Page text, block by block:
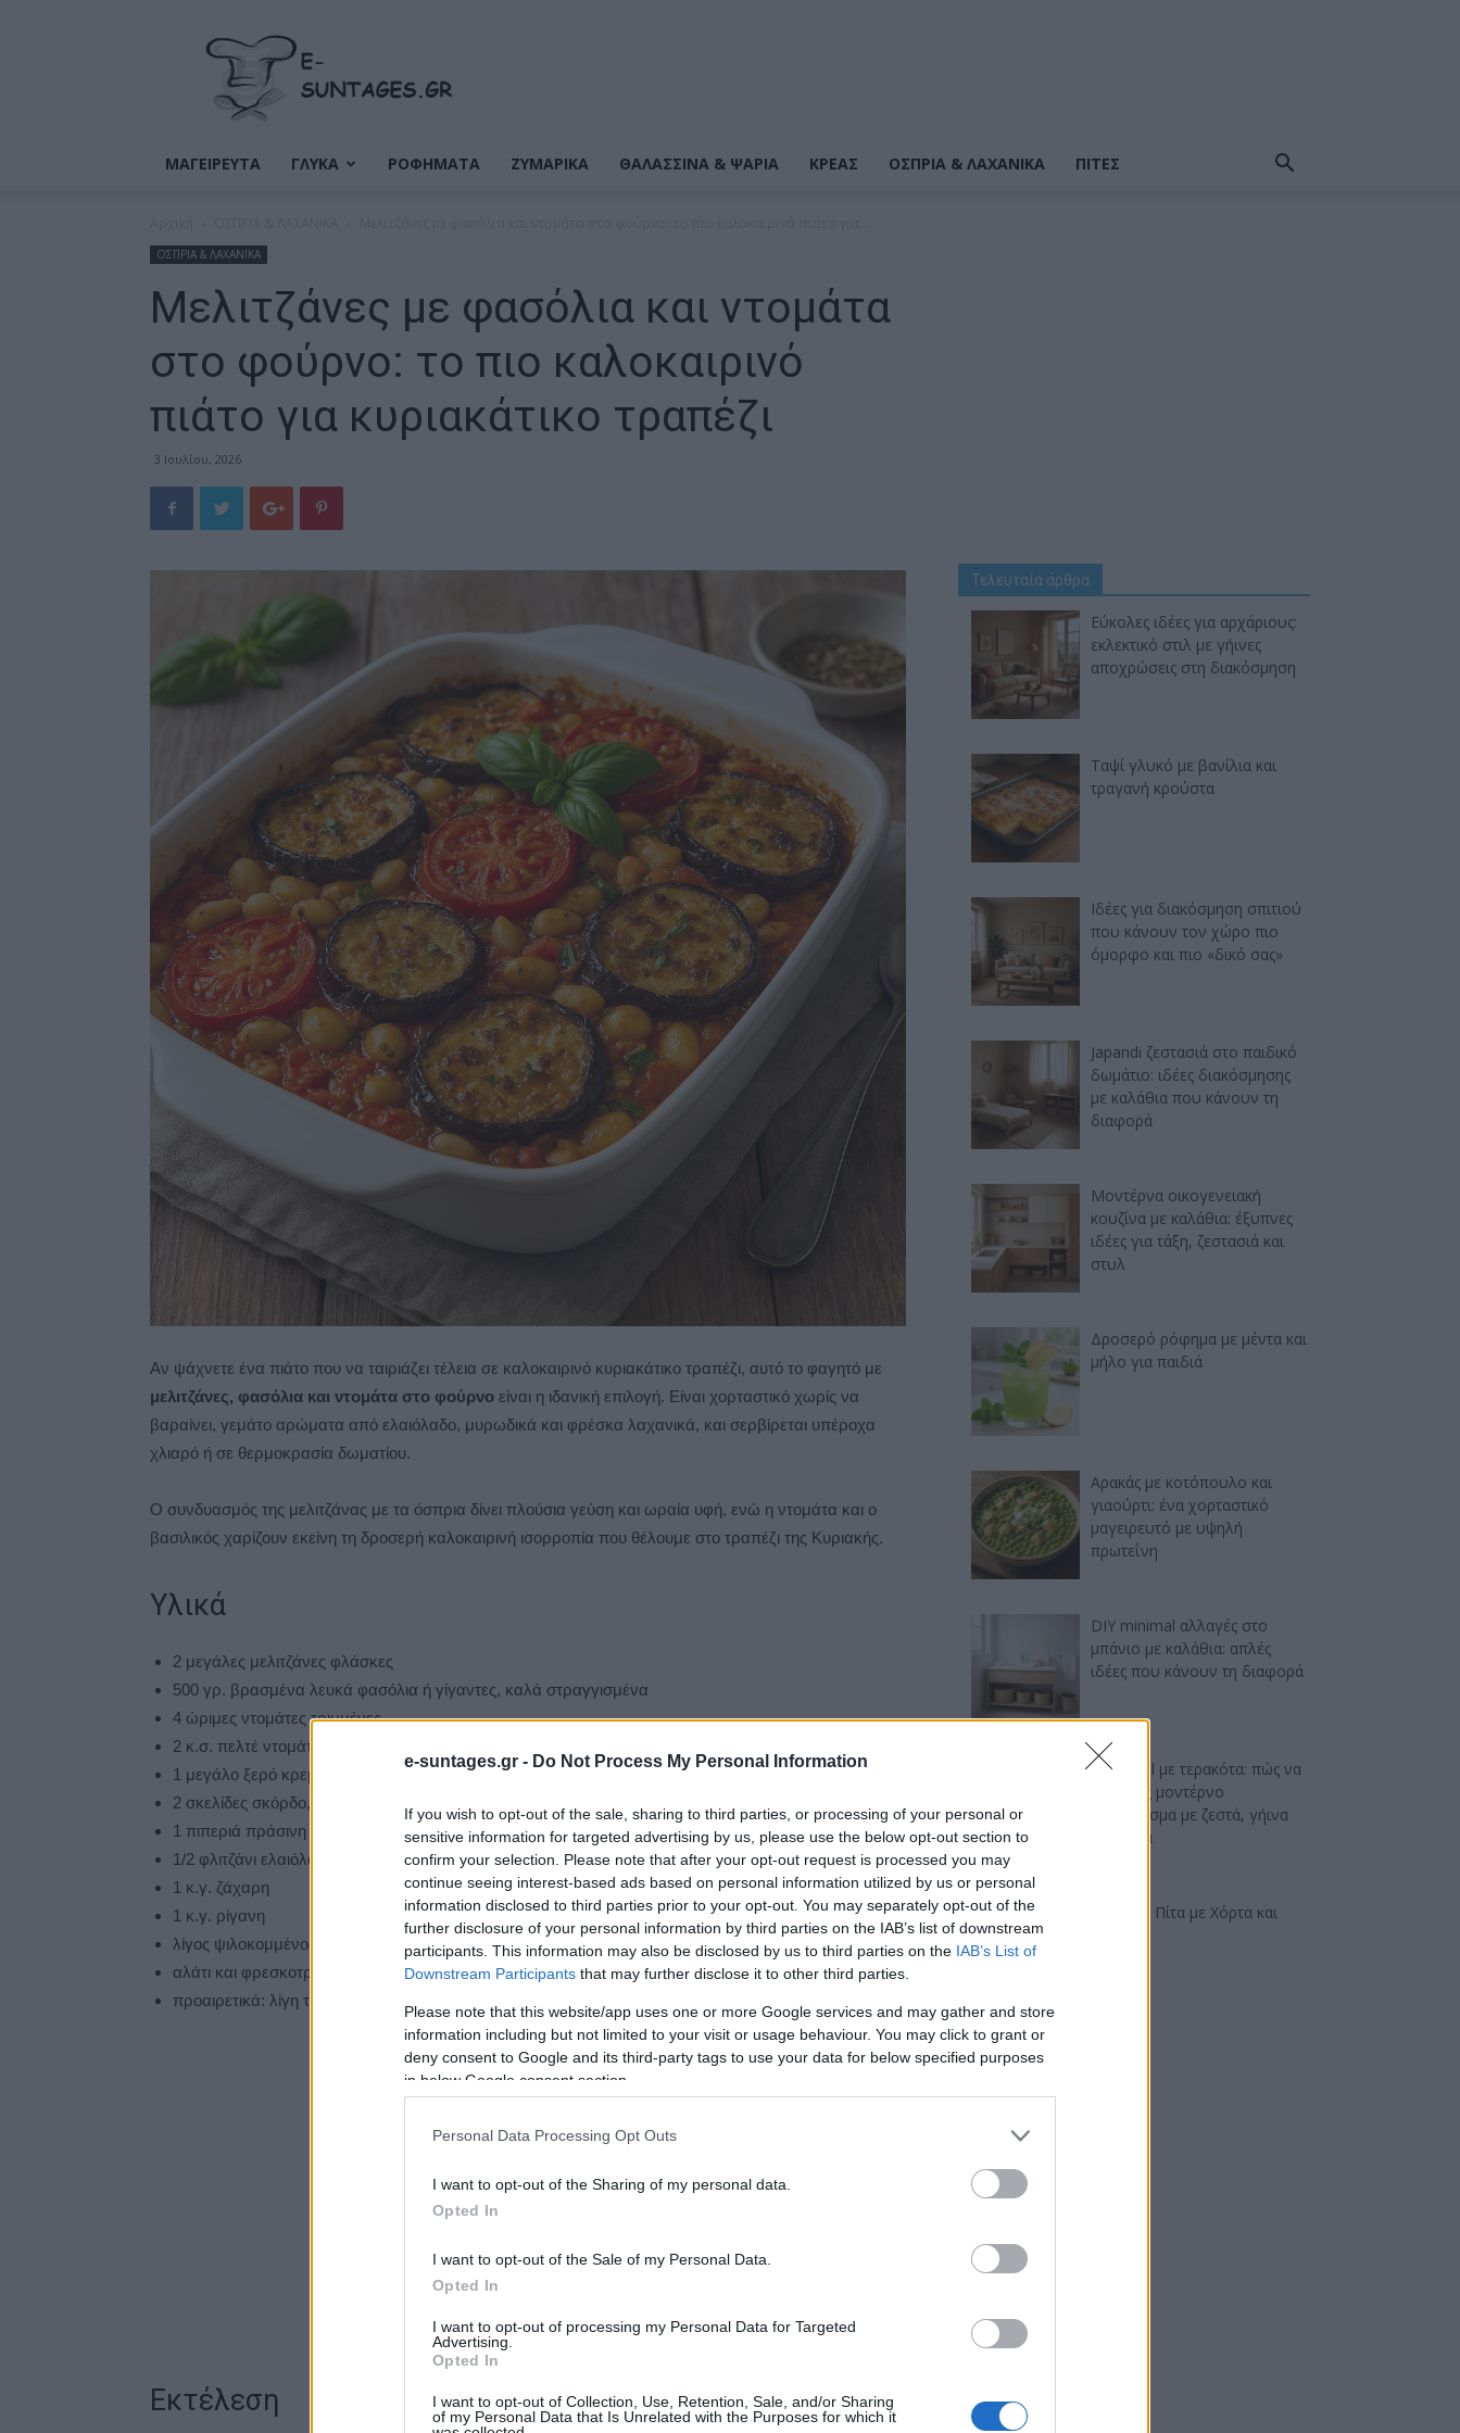
e-suntages.gr - Do Not Process My Personal Information
If you wish to opt-out of the sale, sharing to third parties, or processing of your personal or
sensitive information for targeted advertising by us, please use the below opt-out section to
confirm your selection. Please note that after your opt-out request is processed you may
continue seeing interest-based ads based on personal information utilized by us or personal
information disclosed to third parties prior to your opt-out. You may separately opt-out of the
further disclosure of your personal information by third parties on the IAB’s list of downstream
participants. This information may also be disclosed by us to third parties on the IAB’s List of
Downstream Participants that may further disclose it to other third parties.
Please note that this website/app uses one or more Google services and may gather and store
information including but not limited to your visit or usage behaviour. You may click to grant or
deny consent to Google and its third-party tags to use your data for below specified purposes
in below Google consent section.
Personal Data Processing Opt Outs
I want to opt-out of the Sharing of my personal data.
Opted In
I want to opt-out of the Sale of my Personal Data.
Opted In
I want to opt-out of processing my Personal Data for Targeted
Advertising.
Opted In
I want to opt-out of Collection, Use, Retention, Sale, and/or Sharing
of my Personal Data that Is Unrelated with the Purposes for which it
Ε-
Συνταγές
ΜΑΓΕΙΡΕΥΤΑ ΓΛΥΚΑ ΡΟΦΗΜΑΤΑ ΖΥΜΑΡΙΚΆ ΘΑΛΑΣΣΙΝΆ & ΨΆΡΙΑ ΚΡΕΑΣ ΌΣΠΡΙΑ & ΛΑΧΑΝΙΚΆ ΠΙΤΕΣ
ΟΣΠΡΙΑ & ΛΑΧΑΝΙΚΑ
Μελιτζάνες με φασόλια και ντομάτα
στο φούρνο: το πιο καλοκαιρινό
πιάτο για κυριακάτικο τραπέζι
3 Ιουλίου, 2026
Αν ψάχνετε ένα πιάτο που να ταιριάζει τέλεια σε καλοκαιρινό κυριακάτικο τραπέζι, αυτό το φαγητό με
μελιτζάνες, φασόλια και ντομάτα στο φούρνο είναι η ιδανική επιλογή. Είναι χορταστικό χωρίς να
βαραίνει, γεμάτο αρώματα από ελαιόλαδο, μυρωδικά και φρέσκα λαχανικά, και σερβίρεται υπέροχα
χλιαρό ή σε θερμοκρασία δωματίου.
Ο συνδυασμός της μελιτζάνας με τα όσπρια δίνει πλούσια γεύση και ωραία υφή, ενώ η ντομάτα και ο
βασιλικός χαρίζουν εκείνη τη δροσερή καλοκαιρινή ισορροπία που θέλουμε στο τραπέζι της Κυριακής.
Υλικά
2 μεγάλες μελιτζάνες φλάσκες
500 γρ. βρασμένα λευκά φασόλια ή γίγαντες, καλά στραγγισμένα
4 ώριμες ντομάτες τριμμένες
2 κ.σ. πελτέ ντομάτας
1 μεγάλο ξερό κρεμμύδι, ψιλοκομμένο
2 σκελίδες σκόρδο, λιωμένες
1 πιπεριά πράσινη ή κόκκινη, ψιλοκομμένη
1/2 φλιτζάνι ελαιόλαδο
1 κ.γ. ζάχαρη
1 κ.γ. ρίγανη
λίγος ψιλοκομμένος βασιλικός ή μαϊντανός
αλάτι και φρεσκοτριμμένο πιπέρι
προαιρετικά: λίγη τριμμένη φέτα για το σερβίρισμα
Εκτέλεση
Τελευταία άρθρα
Εύκολες ιδέες για αρχάριους:
εκλεκτικό στιλ με γήινες
αποχρώσεις στη διακόσμηση
Ταψί γλυκό με βανίλια και
τραγανή κρούστα
Ιδέες για διακόσμηση σπιτιού
που κάνουν τον χώρο πιο
όμορφο και πιο «δικό σας»
Japandi ζεστασιά στο παιδικό
δωμάτιο: ιδέες διακόσμησης
με καλάθια που κάνουν τη
διαφορά
Μοντέρνα οικογενειακή
κουζίνα με καλάθια: έξυπνες
ιδέες για τάξη, ζεστασιά και
στυλ
Δροσερό ρόφημα με μέντα και
μήλο για παιδιά
Αρακάς με κοτόπουλο και
γιαούρτι: ένα χορταστικό
μαγειρευτό με υψηλή
πρωτεΐνη
DIY minimal αλλαγές στο
μπάνιο με καλάθια: απλές
ιδέες που κάνουν τη διαφορά
Industrial με τερακότα: πώς να
πετύχεις μοντέρνο
αποτέλεσμα με ζεστά, γήινα
χρώματα
Ελαφριά Πίτα με Χόρτα και